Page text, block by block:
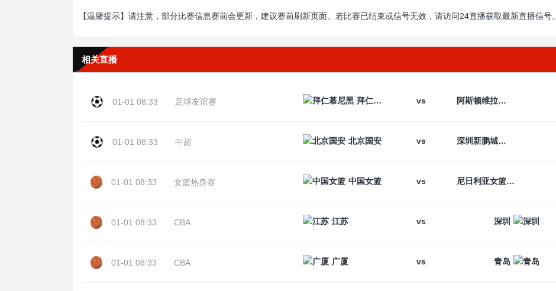
【温馨提示】请注意，部分比赛信息赛前会更新，建议赛前刷新页面。若比赛已结束或信号无效，请访问24直播获取最新直播信号。
相关直播
01-01 08:33 足球友谊赛 拜仁慕尼黑 vs 阿斯顿维拉
01-01 08:33 中超 北京国安 vs 深圳新鹏城
01-01 08:33 女篮热身赛 中国女篮 vs 尼日利亚女篮
01-01 08:33 CBA 江苏 vs 深圳
01-01 08:33 CBA 广厦 vs 青岛